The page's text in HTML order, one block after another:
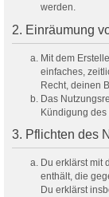
werden.
2. Einräumung
Mit dem
einfaches,
Recht, deinen
Das
Kündigung des
3. Pflichten des
Du erklärst mit
enthält, die
Du erklärst